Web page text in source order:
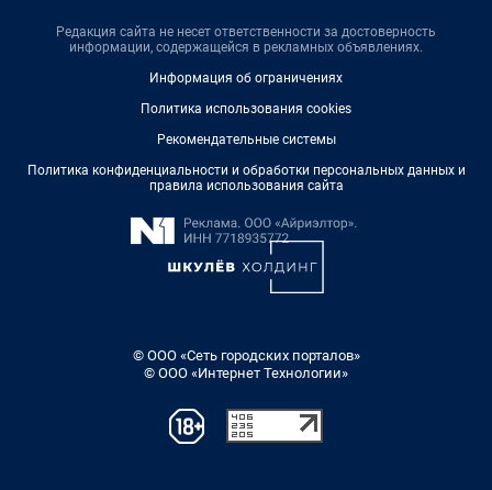
Редакция сайта не несет ответственности за достоверность
информации, содержащейся в рекламных объявлениях.
Информация об ограничениях
Политика использования cookies
Рекомендательные системы
Политика конфиденциальности и обработки персональных данных и
правила использования сайта
© ООО «Сеть городских порталов»
© ООО «Интернет Технологии»